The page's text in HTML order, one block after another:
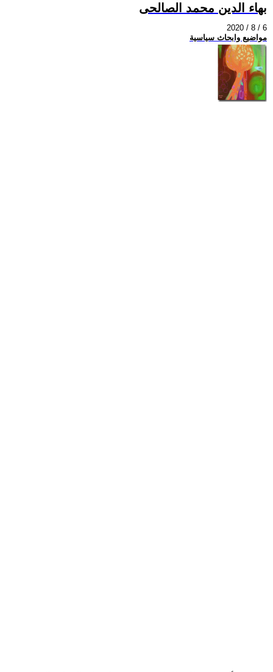
بهاء الدين محمد الصالحى
2020 / 8 / 6
مواضيع وابحاث سياسية